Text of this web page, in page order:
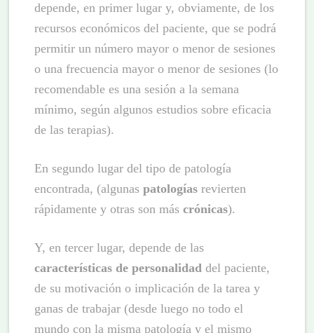
depende, en primer lugar y, obviamente, de los
recursos económicos del paciente, que se podrá
permitir un número mayor o menor de sesiones
o una frecuencia mayor o menor de sesiones (lo
recomendable es una sesión a la semana
mínimo, según algunos estudios sobre eficacia
de las terapias).
En segundo lugar del tipo de patología
encontrada, (algunaspatologías revierten
rápidamente y otras son máscrónicas).
Y, en tercer lugar, depende de las
características de personalidad del paciente,
de su motivación o implicación de la tarea y
ganas de trabajar (desde luego no todo el
mundo con la misma patología y el mismo